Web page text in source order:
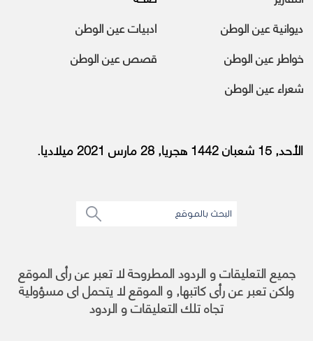
ديوانية عين الوطن
ادبيات عين الوطن
خواطر عين الوطن
قصص عين الوطن
شعراء عين الوطن
الأحد, 15 شعبان 1442 هجريا, 28 مارس 2021 ميلاديا.
جميع التعليقات و الردود المطروحة لا تعبر عن رأى الموقع
ولكن تعبر عن رأى كاتبها, و الموقع لا يتحمل اى مسؤولية
تجاه تلك التعليقات و الردود